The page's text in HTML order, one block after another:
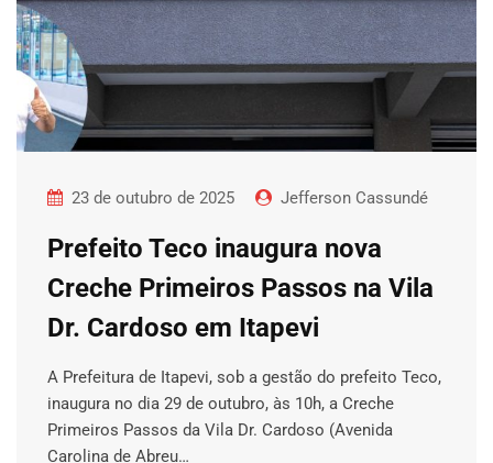
23 de outubro de 2025 Jefferson Cassundé
Prefeito Teco inaugura nova
Creche Primeiros Passos na Vila
Dr. Cardoso em Itapevi
A Prefeitura de Itapevi, sob a gestão do prefeito Teco,
inaugura no dia 29 de outubro, às 10h, a Creche
Primeiros Passos da Vila Dr. Cardoso (Avenida
Carolina de Abreu…